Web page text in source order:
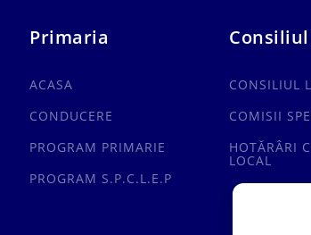
Primaria
ACASA
CONDUCERE
PROGRAM PRIMARIE
PROGRAM S.P.C.L.E.P
Consiliul
CONSILIUL
COMISII
HOTĂRÂRI
LOCAL